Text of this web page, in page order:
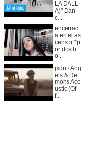
LA DALL
A)" Dan
c...
encerrad
a en el as
censor *p
or dos h
o...
jxdn - Ang
els & De
mons Aco
ustic (Of
f...